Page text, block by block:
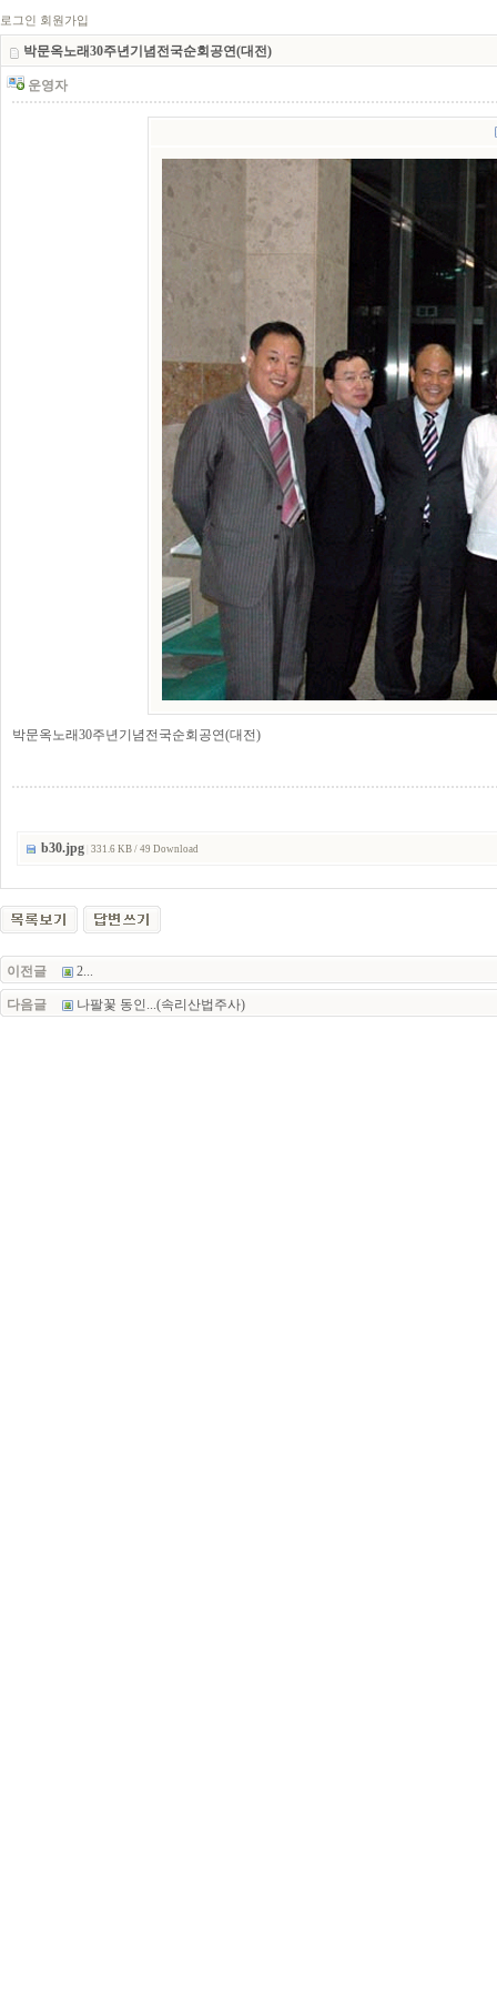
로그인 회원가입
박문옥노래30주년기념전국순회공연(대전)
운영자
박문옥노래30주년기념전국순회공연(대전)
b30.jpg 331.6 KB / 49 Download
이전글 2...
다음글 나팔꽃 동인...(속리산법주사)